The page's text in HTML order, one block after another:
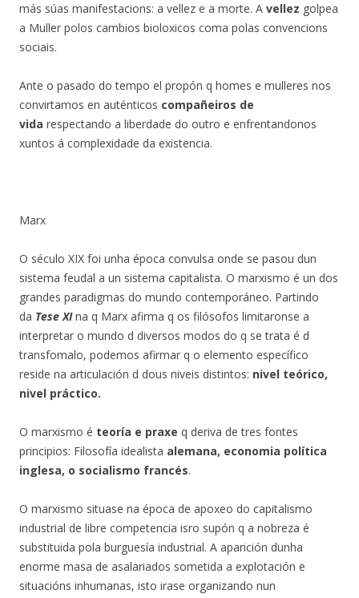
más súas manifestacions: a vellez e a morte. A vellez golpea
a Muller polos cambios bioloxicos coma polas convencions
sociais.
Ante o pasado do tempo el propón q homes e mulleres nos
convirtamos en auténticos compañeiros de
vida respectando a liberdade do outro e enfrentandonos
xuntos á complexidade da existencia.
Marx
O século XIX foi unha época convulsa onde se pasou dun
sistema feudal a un sistema capitalista. O marxismo é un dos
grandes paradigmas do mundo contemporáneo. Partindo
da Tese XIna q Marx afirma q os filósofos limitaronse a
interpretar o mundo d diversos modos do q se trata é d
transfomalo, podemos afirmar q o elemento específico
reside na articulación d dous niveis distintos: nivel teórico,
nivel práctico.
O marxismo é teoría e praxe q deriva de tres fontes
principios: Filosofía idealista alemana, economia política
inglesa, o socialismo francés.
O marxismo situase na época de apoxeo do capitalismo
industrial de libre competencia isro supón q a nobreza é
substituida pola burguesía industrial. A aparición dunha
enorme masa de asalariados sometida a explotación e
situacións inhumanas, isto irase organizando nun